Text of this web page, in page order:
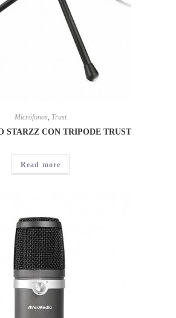
Micrófonos Trust
STARZZ CON TRIPODE TRUST
Read more